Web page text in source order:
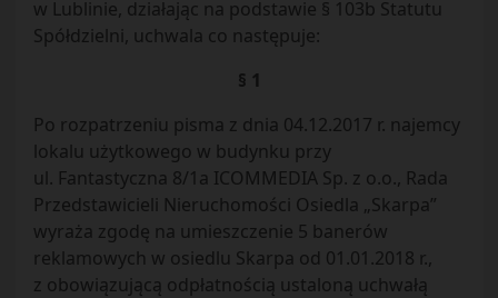
w Lublinie, działając na podstawie § 103b Statutu
Spółdzielni, uchwala co następuje:
§ 1
Po rozpatrzeniu pisma z dnia 04.12.2017 r. najemcy
lokalu użytkowego w budynku przy
ul. Fantastyczna 8/1a ICOMMEDIA Sp. z o.o., Rada
Przedstawicieli Nieruchomości Osiedla „Skarpa”
wyraża zgodę na umieszczenie 5 banerów
reklamowych w osiedlu Skarpa od 01.01.2018 r.,
z obowiązującą odpłatnością ustaloną uchwałą